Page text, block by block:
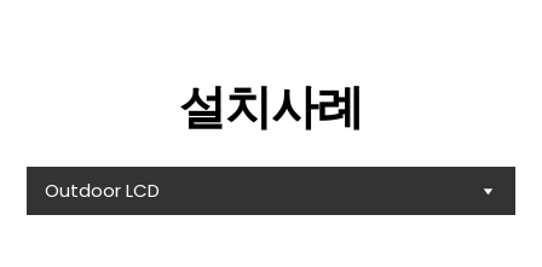
설치사례
Outdoor LCD